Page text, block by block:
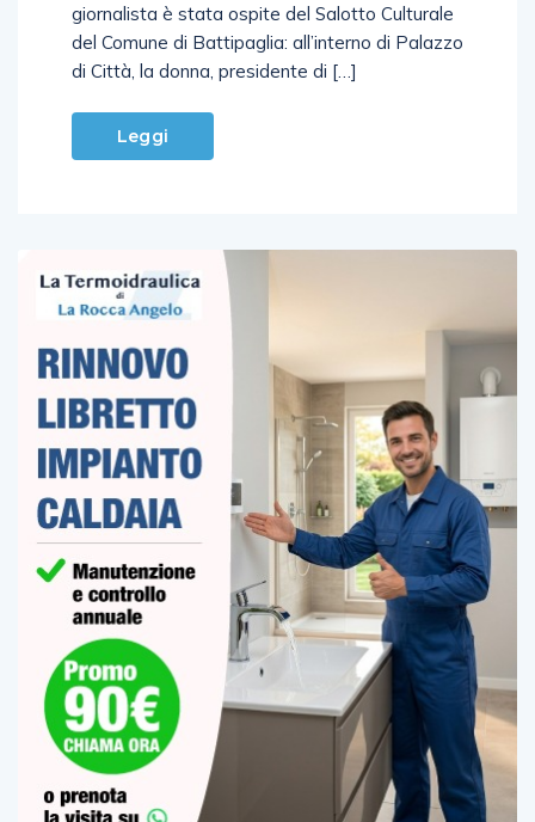
giornalista è stata ospite del Salotto Culturale
del Comune di Battipaglia: all’interno di Palazzo
di Città, la donna, presidente di […]
Leggi